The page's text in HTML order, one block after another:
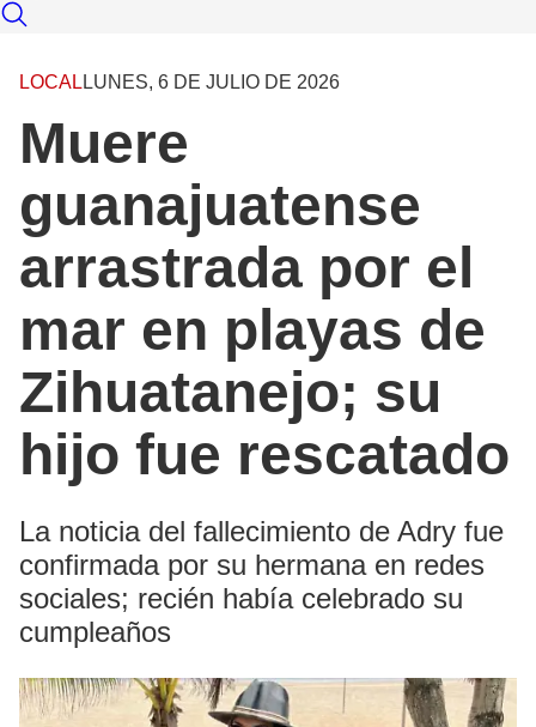
LOCAL LUNES, 6 DE JULIO DE 2026
Muere
guanajuatense
arrastrada por el
mar en playas de
Zihuatanejo; su
hijo fue rescatado
La noticia del fallecimiento de Adry fue
confirmada por su hermana en redes
sociales; recién había celebrado su
cumpleaños